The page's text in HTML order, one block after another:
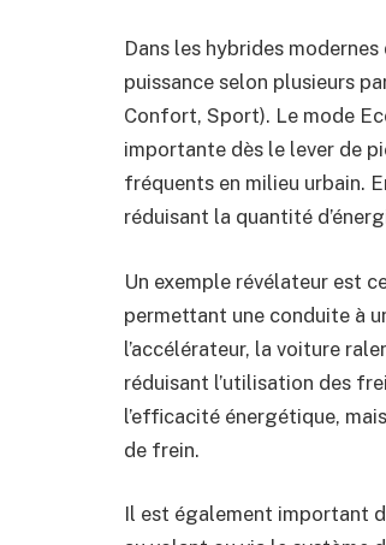
Dans les hybrides
puissance selon plusieurs
Confort, Sport). Le mode
importante dès le lever de
fréquents en milieu urbain.
réduisant la quantité
Un exemple révélateur est
permettant une conduite à
l’accélérateur, la voiture
réduisant l’utilisation des
l’efficacité énergétique,
de frein.
Il est également important